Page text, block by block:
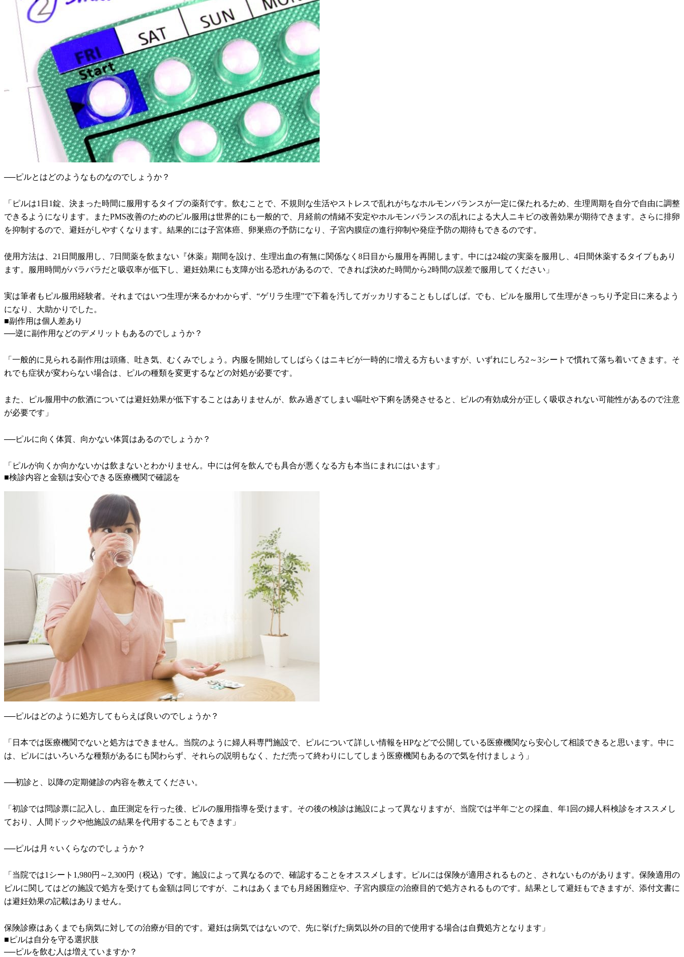
──ピルとはどのようなものなのでしょうか？
「ピルは1日1錠、決まった時間に服用するタイプの薬剤です。飲むことで、不規則な生活やストレスで乱れがちなホルモンバランスが一定に保たれるため、生理周期を自分で自由に調整
できるようになります。またPMS改善のためのピル服用は世界的にも一般的で、月経前の情緒不安定やホルモンバランスの乱れによる大人ニキビの改善効果が期待できます。さらに排卵
を抑制するので、避妊がしやすくなります。結果的には子宮体癌、卵巣癌の予防になり、子宮内膜症の進行抑制や発症予防の期待もできるのです。
使用方法は、21日間服用し、7日間薬を飲まない『休薬』期間を設け、生理出血の有無に関係なく8日目から服用を再開します。中には24錠の実薬を服用し、4日間休薬するタイプもあり
ます。服用時間がバラバラだと吸収率が低下し、避妊効果にも支障が出る恐れがあるので、できれば決めた時間から2時間の誤差で服用してください」
実は筆者もピル服用経験者。それまではいつ生理が来るかわからず、“ゲリラ生理”で下着を汚してガッカリすることもしばしば。でも、ピルを服用して生理がきっちり予定日に来るよう
になり、大助かりでした。
■副作用は個人差あり
──逆に副作用などのデメリットもあるのでしょうか？
「一般的に見られる副作用は頭痛、吐き気、むくみでしょう。内服を開始してしばらくはニキビが一時的に増える方もいますが、いずれにしろ2～3シートで慣れて落ち着いてきます。そ
れでも症状が変わらない場合は、ピルの種類を変更するなどの対処が必要です。
また、ピル服用中の飲酒については避妊効果が低下することはありませんが、飲み過ぎてしまい嘔吐や下痢を誘発させると、ピルの有効成分が正しく吸収されない可能性があるので注意
が必要です」
──ピルに向く体質、向かない体質はあるのでしょうか？
「ピルが向くか向かないかは飲まないとわかりません。中には何を飲んでも具合が悪くなる方も本当にまれにはいます」
■検診内容と金額は安心できる医療機関で確認を
──ピルはどのように処方してもらえば良いのでしょうか？
「日本では医療機関でないと処方はできません。当院のように婦人科専門施設で、ピルについて詳しい情報をHPなどで公開している医療機関なら安心して相談できると思います。中に
は、ピルにはいろいろな種類があるにも関わらず、それらの説明もなく、ただ売って終わりにしてしまう医療機関もあるので気を付けましょう」
──初診と、以降の定期健診の内容を教えてください。
「初診では問診票に記入し、血圧測定を行った後、ピルの服用指導を受けます。その後の検診は施設によって異なりますが、当院では半年ごとの採血、年1回の婦人科検診をオススメし
ており、人間ドックや他施設の結果を代用することもできます」
──ピルは月々いくらなのでしょうか？
「当院では1シート1,980円～2,300円（税込）です。施設によって異なるので、確認することをオススメします。ピルには保険が適用されるものと、されないものがあります。保険適用の
ピルに関してはどの施設で処方を受けても金額は同じですが、これはあくまでも月経困難症や、子宮内膜症の治療目的で処方されるものです。結果として避妊もできますが、添付文書に
は避妊効果の記載はありません。
保険診療はあくまでも病気に対しての治療が目的です。避妊は病気ではないので、先に挙げた病気以外の目的で使用する場合は自費処方となります」
■ピルは自分を守る選択肢
──ピルを飲む人は増えていますか？